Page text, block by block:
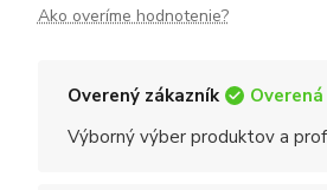
Ako overíme hodnotenie?
Overený zákazník
Výborný výber produktov a